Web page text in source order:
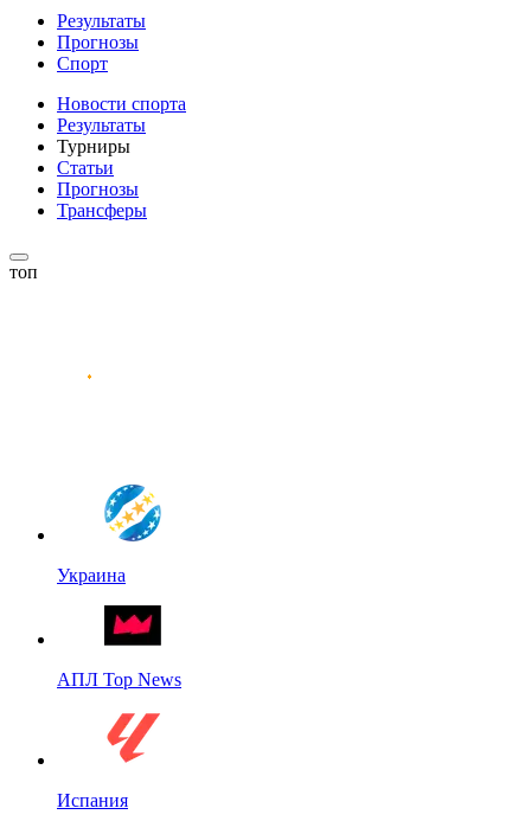
Результаты
Прогнозы
Спорт
Новости спорта
Результаты
Турниры
Статьи
Прогнозы
Трансферы
топ
Украина
АПЛ Top News
Испания